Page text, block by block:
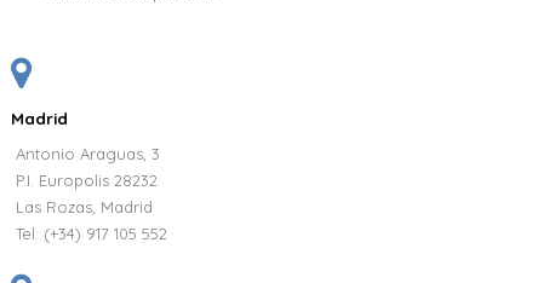
Plenkový dort + lampa